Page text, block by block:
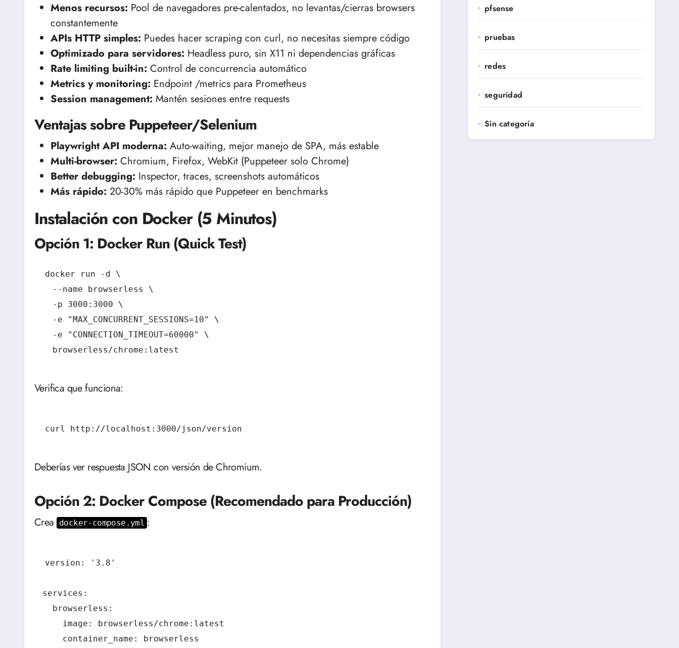
Menos recursos: Pool de navegadores pre-calentados, no levantas/cierras browsers
constantemente
APIs HTTP simples: Puedes hacer scraping con curl, no necesitas siempre código
Optimizado para servidores: Headless puro, sin X11 ni dependencias gráficas
Rate limiting built-in: Control de concurrencia automático
Metrics y monitoring: Endpoint /metrics para Prometheus
Session management: Mantén sesiones entre requests
Ventajas sobre Puppeteer/Selenium
Playwright API moderna: Auto-waiting, mejor manejo de SPA, más estable
Multi-browser: Chromium, Firefox, WebKit (Puppeteer solo Chrome)
Better debugging: Inspector, traces, screenshots automáticos
Más rápido: 20-30% más rápido que Puppeteer en benchmarks
Instalación con Docker (5 Minutos)
Opción 1: Docker Run (Quick Test)
docker run -d \
  --name browserless \
  -p 3000:3000 \
  -e "MAX_CONCURRENT_SESSIONS=10" \
  -e "CONNECTION_TIMEOUT=60000" \
  browserless/chrome:latest
Verifica que funciona:
curl http://localhost:3000/json/version
Deberías ver respuesta JSON con versión de Chromium.
Opción 2: Docker Compose (Recomendado para Producción)
Crea docker-compose.yml :
version: '3.8'
services:
  browserless:
    image: browserless/chrome:latest
    container_name: browserless
pfsense
pruebas
redes
seguridad
Sin categoría